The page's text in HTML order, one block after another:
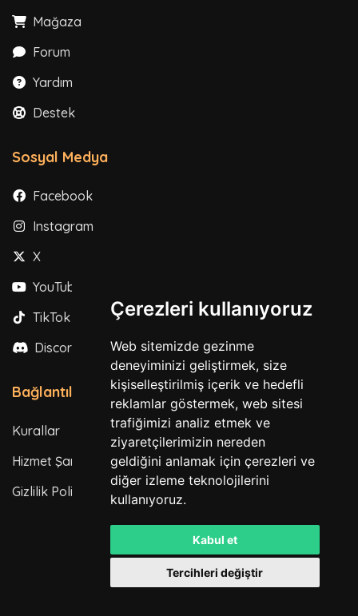
Çerezleri kullanıyoruz
Web sitemizde gezinme
deneyiminizi geliştirmek, size
kişiselleştirilmiş içerik ve hedefli
reklamlar göstermek, web sitesi
trafiğimizi analiz etmek ve
ziyaretçilerimizin nereden
geldiğini anlamak için çerezleri ve
diğer izleme teknolojilerini
kullanıyoruz.
Kabul et
Tercihleri değiştir
Mağaza
Forum
Yardım
Destek
Sosyal Medya
Facebook
Instagram
X
YouTube
TikTok
Discord
Bağlantılar
Kurallar
Hizmet Şartları
Gizlilik Politikası
Tüm hakları saklıdır. © 2026